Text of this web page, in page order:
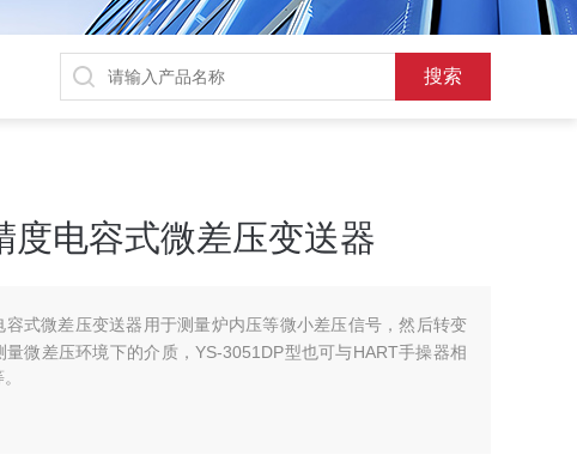
度电容式微差压变送器
容式微差压变送器用于测量炉内压等微小差压信号，然后转变
微差压环境下的介质，YS-3051DP型也可与HART手操器相